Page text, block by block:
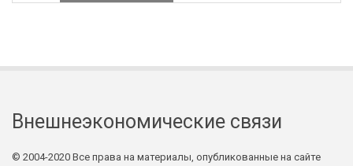
Внешнеэкономические связи
© 2004-2020 Все права на материалы, опубликованные на сайте